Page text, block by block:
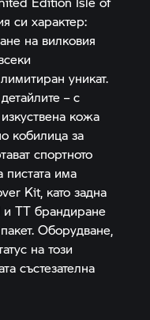
си характер:
на вилковия
уникат.
– с
кожа
кобилица за
спортното
пистата има
Kit, като задна
и TT брандиране
Оборудване,
на този
състезателна